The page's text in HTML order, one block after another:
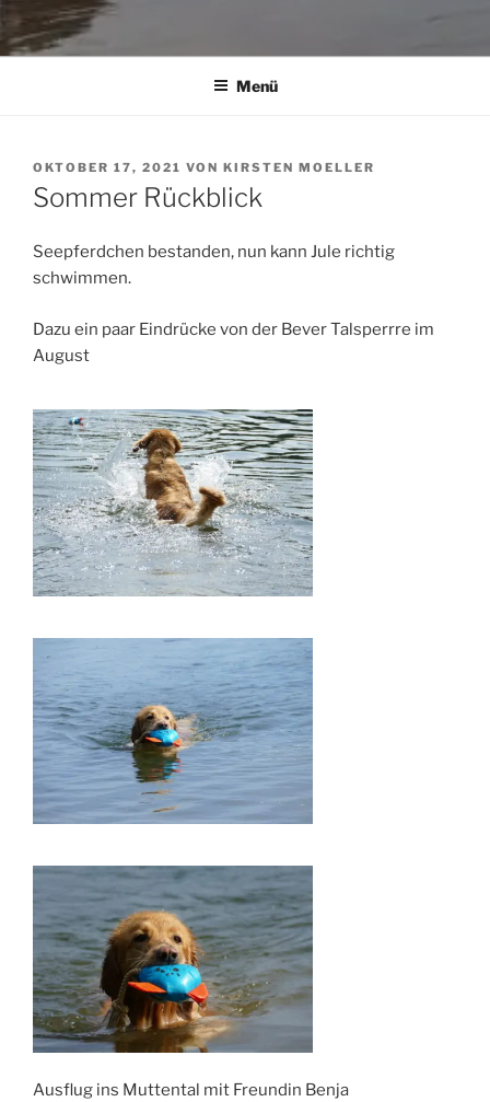
Menü
VERÖFFENTLICHT
AM
OKTOBER 17, 2021 VON KIRSTEN MOELLER
Sommer Rückblick
Seepferdchen bestanden, nun kann Jule richtig
schwimmen.
Dazu ein paar Eindrücke von der Bever Talsperrre im
August
Ausflug ins Muttental mit Freundin Benja